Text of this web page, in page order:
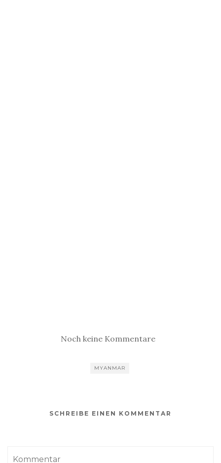
Noch keine Kommentare
MYANMAR
SCHREIBE EINEN KOMMENTAR